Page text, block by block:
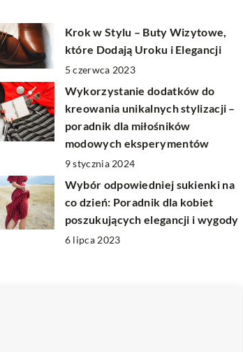
Krok w Stylu – Buty Wizytowe,
które Dodają Uroku i Elegancji
5 czerwca 2023
Wykorzystanie dodatków do
kreowania unikalnych stylizacji –
poradnik dla miłośników
modowych eksperymentów
9 stycznia 2024
Wybór odpowiedniej sukienki na
co dzień: Poradnik dla kobiet
poszukujących elegancji i wygody
6 lipca 2023